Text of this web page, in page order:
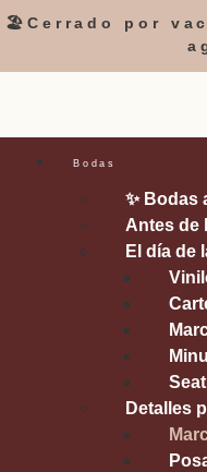
🏖️Cerrado por
Bodas
✨ Bodas
Antes de
El día de
Detalles